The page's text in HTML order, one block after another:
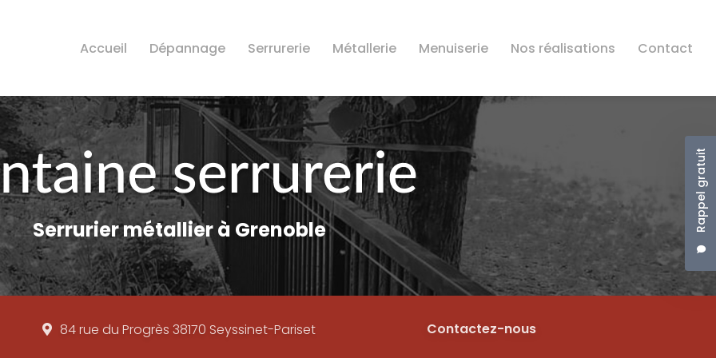
Rappel gratuit
Accueil Dépannage Serrurerie Métallerie Menuiserie Nos réalisations Contact
Serrurier métallier à Grenoble
84 rue du Progrès 38170 Seyssinet-Pariset Contactez-nous